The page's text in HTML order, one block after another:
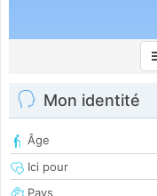
Mon identité
Âge
Ici pour
Pays